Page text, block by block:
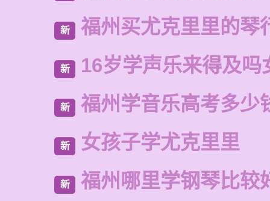
新 福州买尤克里里的琴
新 16岁学声乐来得及吗
新 福州学音乐高考多少
新 女孩子学尤克里里
新 福州哪里学钢琴比较